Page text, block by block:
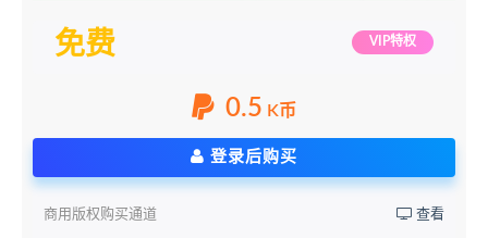
免费 VIP特权
0.5 K币
登录后购买
商用版权购买通道 查看